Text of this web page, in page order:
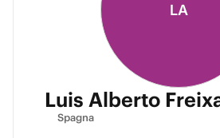
LA
Luis Alberto
Spagna